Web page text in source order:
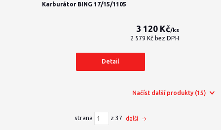
Karburátor BING 17/15/1105
3 120 Kč/ks
2 579 Kč bez DPH
Detail
Načíst další produkty (15)
strana z 37 další